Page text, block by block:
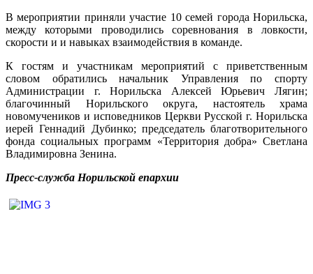
В мероприятии приняли участие 10 семей города Норильска,
между которыми проводились соревнования в ловкости,
скорости и и навыках взаимодействия в команде.
К гостям и участникам мероприятий с приветственным
словом обратились начальник Управления по спорту
Администрации г. Норильска Алексей Юрьевич Лягин;
благочинный Норильского округа, настоятель храма
новомучеников и исповедников Церкви Русской г. Норильска
иерей Геннадий Дубинко; председатель благотворительного
фонда социальных программ «Территория добра» Светлана
Владимировна Зенина.
Пресс-служба Норильской епархии